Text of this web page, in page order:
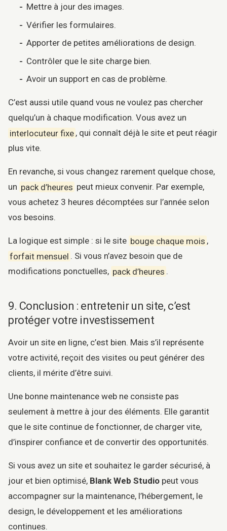
Mettre à jour des images.
Vérifier les formulaires.
Apporter de petites améliorations de design.
Contrôler que le site charge bien.
Avoir un support en cas de problème.
C’est aussi utile quand vous ne voulez pas chercher
quelqu’un à chaque modification. Vous avez un
interlocuteur fixe , qui connaît déjà le site et peut réagir
plus vite.
En revanche, si vous changez rarement quelque chose,
un pack d’heures peut mieux convenir. Par exemple,
vous achetez 3 heures décomptées sur l’année selon
vos besoins.
La logique est simple : si le site bouge chaque mois ,
forfait mensuel . Si vous n’avez besoin que de
modifications ponctuelles, pack d’heures .
9. Conclusion : entretenir un site, c’est
protéger votre investissement
Avoir un site en ligne, c’est bien. Mais s’il représente
votre activité, reçoit des visites ou peut générer des
clients, il mérite d’être suivi.
Une bonne maintenance web ne consiste pas
seulement à mettre à jour des éléments. Elle garantit
que le site continue de fonctionner, de charger vite,
d’inspirer confiance et de convertir des opportunités.
Si vous avez un site et souhaitez le garder sécurisé, à
jour et bien optimisé, Blank Web Studio peut vous
accompagner sur la maintenance, l’hébergement, le
design, le développement et les améliorations
continues.